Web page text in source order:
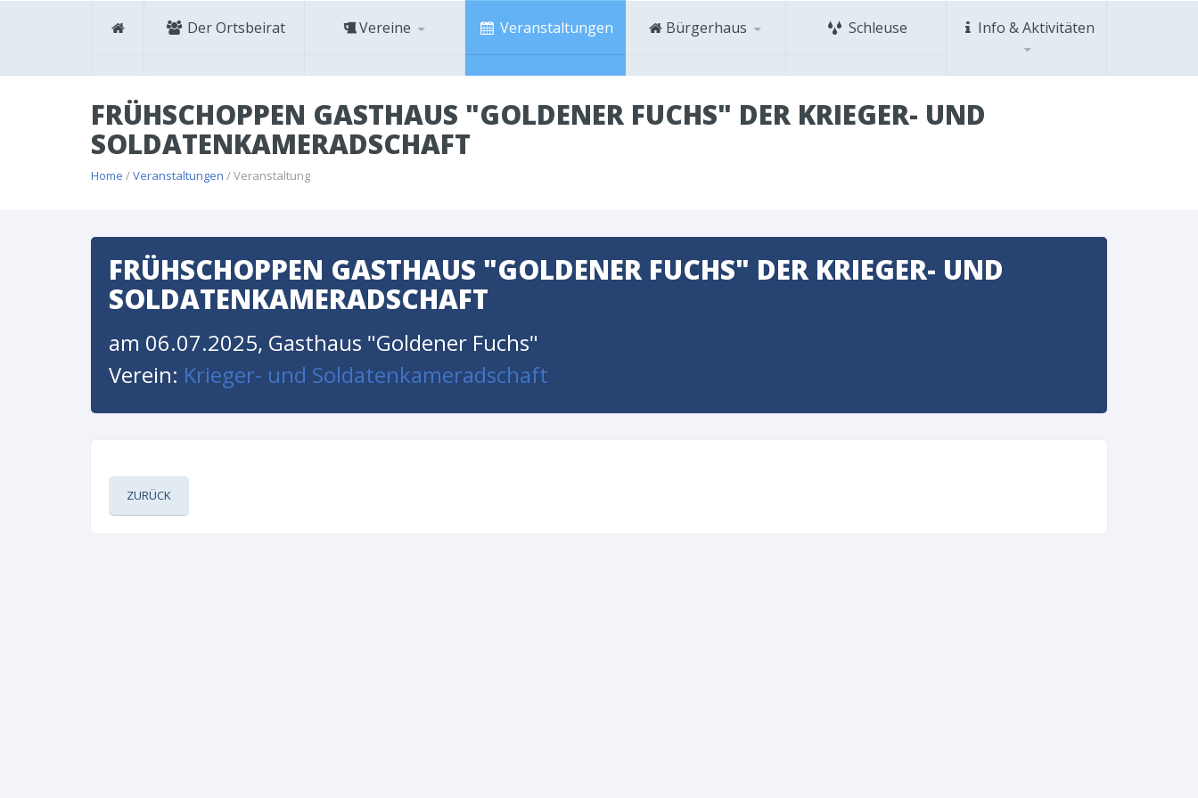
Der Ortsbeirat Vereine Veranstaltungen Bürgerhaus Schleuse Info & Aktivitäten
FRÜHSCHOPPEN GASTHAUS "GOLDENER FUCHS" DER KRIEGER- UND
SOLDATENKAMERADSCHAFT
Home /Veranstaltungen / Veranstaltung
FRÜHSCHOPPEN GASTHAUS "GOLDENER FUCHS" DER KRIEGER- UND
SOLDATENKAMERADSCHAFT
am 06.07.2025, Gasthaus "Goldener Fuchs"
Verein: Krieger- und Soldatenkameradschaft
ZURÜCK